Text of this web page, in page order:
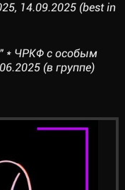
14.09.2025 (best in
* ЧРКФ с особым
(в группе)